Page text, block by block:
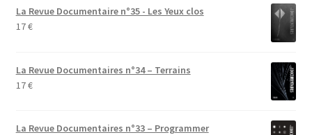
La Revue Documentaire n°35 - Les Yeux clos
17€
La Revue Documentaires n°34 – Terrains
17€
La Revue Documentaires n°33 – Programmer